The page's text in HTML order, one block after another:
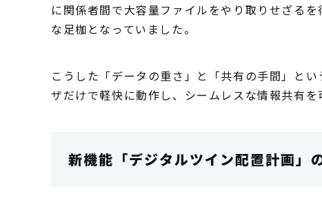
に関係者間で大容量ファイルをやり取りせざる
な足枷となっていました。
こうした「データの重さ」と「共有の手間」と
ザだけで軽快に動作し、シームレスな情報共有
新機能「デジタルツイン配置計画」